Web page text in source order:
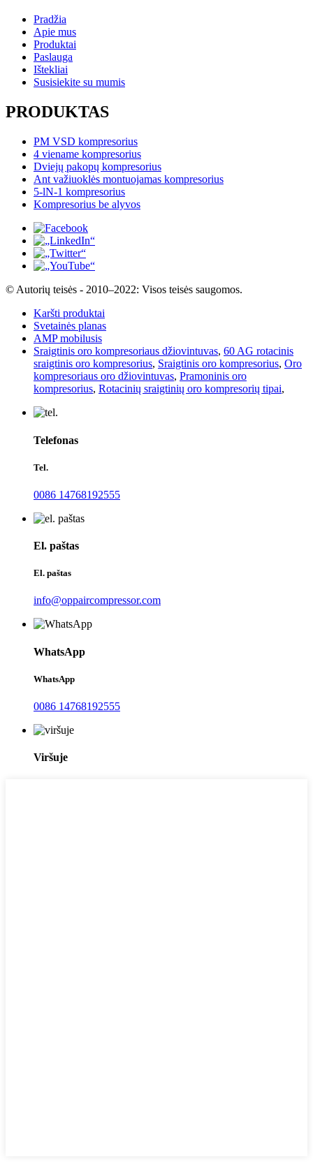
Pradžia
Apie mus
Produktai
Paslauga
Ištekliai
Susisiekite su mumis
PRODUKTAS
PM VSD kompresorius
4 viename kompresorius
Dviejų pakopų kompresorius
Ant važiuoklės montuojamas kompresorius
5-lN-1 kompresorius
Kompresorius be alyvos
© Autorių teisės - 2010–2022: Visos teisės saugomos.
Karšti produktai
Svetainės planas
AMP mobilusis
Sraigtinis oro kompresoriaus džiovintuvas, 60 AG rotacinis
sraigtinis oro kompresorius, Sraigtinis oro kompresorius, Oro
kompresoriaus oro džiovintuvas, Pramoninis oro
kompresorius, Rotacinių sraigtinių oro kompresorių tipai,
Telefonas
Tel.
0086 14768192555
El. paštas
El. paštas
info@oppaircompressor.com
WhatsApp
WhatsApp
0086 14768192555
Viršuje